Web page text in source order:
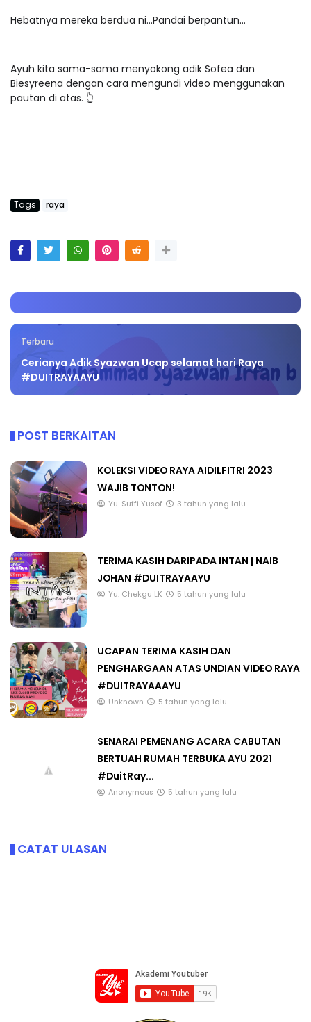
Hebatnya mereka berdua ni...Pandai berpantun...
Ayuh kita sama-sama menyokong adik Sofea dan
Biesyreena dengan cara mengundi video menggunakan
pautan di atas. 👆
Tags raya
Terbaru
Cerianya Adik Syazwan Ucap selamat hari Raya
#DUITRAYAAYU
POST BERKAITAN
KOLEKSI VIDEO RAYA AIDILFITRI 2023
WAJIB TONTON!
Yu. Suffi Yusof 3 tahun yang lalu
TERIMA KASIH DARIPADA INTAN | NAIB
JOHAN #DUITRAYAAYU
Yu. Chekgu LK 5 tahun yang lalu
UCAPAN TERIMA KASIH DAN
PENGHARGAAN ATAS UNDIAN VIDEO RAYA
#DUITRAYAAAYU
Unknown 5 tahun yang lalu
SENARAI PEMENANG ACARA CABUTAN
BERTUAH RUMAH TERBUKA AYU 2021
#DuitRay...
Anonymous 5 tahun yang lalu
CATAT ULASAN